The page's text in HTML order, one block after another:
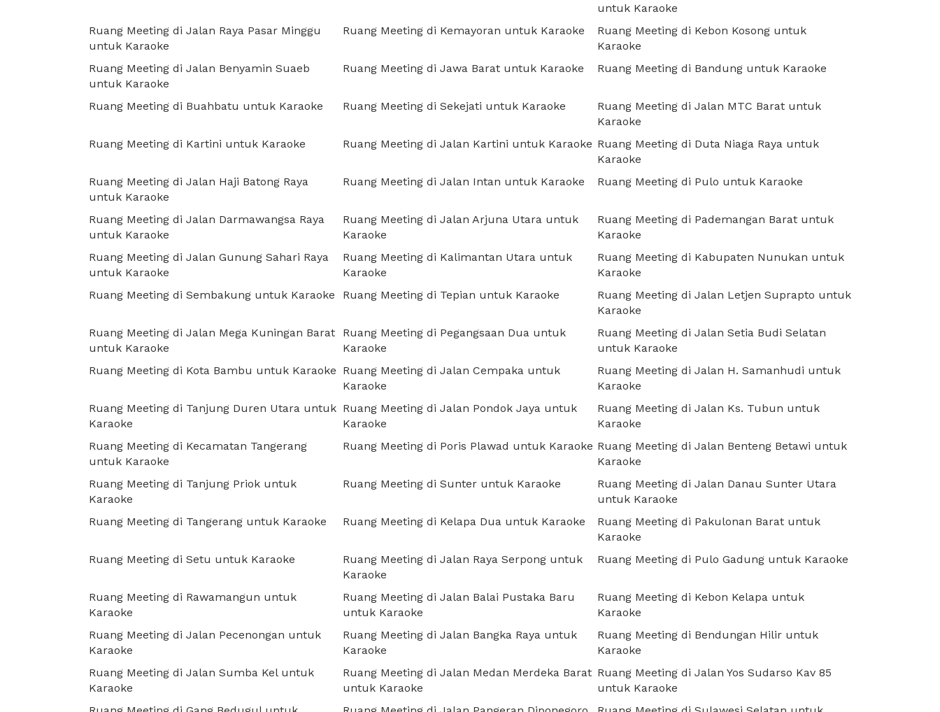
untuk Karaoke
Ruang Meeting di Jalan Raya Pasar Minggu
untuk Karaoke
Ruang Meeting di Kemayoran untuk Karaoke
Ruang Meeting di Kebon Kosong untuk
Karaoke
Ruang Meeting di Jalan Benyamin Suaeb
untuk Karaoke
Ruang Meeting di Jawa Barat untuk Karaoke Ruang Meeting di Bandung untuk Karaoke
Ruang Meeting di Buahbatu untuk Karaoke Ruang Meeting di Sekejati untuk Karaoke
Ruang Meeting di Jalan MTC Barat untuk
Karaoke
Ruang Meeting di Kartini untuk Karaoke
Ruang Meeting di Jalan Kartini untuk Karaoke Ruang Meeting di Duta Niaga Raya untuk
Karaoke
Ruang Meeting di Jalan Haji Batong Raya
untuk Karaoke
Ruang Meeting di Jalan Intan untuk Karaoke Ruang Meeting di Pulo untuk Karaoke
Ruang Meeting di Jalan Darmawangsa Raya
untuk Karaoke
Ruang Meeting di Jalan Arjuna Utara untuk
Karaoke
Ruang Meeting di Pademangan Barat untuk
Karaoke
Ruang Meeting di Jalan Gunung Sahari Raya
untuk Karaoke
Ruang Meeting di Kalimantan Utara untuk
Karaoke
Ruang Meeting di Kabupaten Nunukan untuk
Karaoke
Ruang Meeting di Sembakung untuk Karaoke
Ruang Meeting di Tepian untuk Karaoke
Ruang Meeting di Jalan Letjen Suprapto untuk
Karaoke
Ruang Meeting di Jalan Mega Kuningan Barat
untuk Karaoke
Ruang Meeting di Pegangsaan Dua untuk
Karaoke
Ruang Meeting di Jalan Setia Budi Selatan
untuk Karaoke
Ruang Meeting di Kota Bambu untuk Karaoke Ruang Meeting di Jalan Cempaka untuk
Karaoke
Ruang Meeting di Jalan H. Samanhudi untuk
Karaoke
Ruang Meeting di Tanjung Duren Utara untuk
Karaoke
Ruang Meeting di Jalan Pondok Jaya untuk
Karaoke
Ruang Meeting di Jalan Ks. Tubun untuk
Karaoke
Ruang Meeting di Kecamatan Tangerang
untuk Karaoke
Ruang Meeting di Poris Plawad untuk Karaoke Ruang Meeting di Jalan Benteng Betawi untuk
Karaoke
Ruang Meeting di Tanjung Priok untuk
Karaoke
Ruang Meeting di Sunter untuk Karaoke
Ruang Meeting di Jalan Danau Sunter Utara
untuk Karaoke
Ruang Meeting di Tangerang untuk Karaoke
Ruang Meeting di Kelapa Dua untuk Karaoke
Ruang Meeting di Pakulonan Barat untuk
Karaoke
Ruang Meeting di Setu untuk Karaoke
Ruang Meeting di Jalan Raya Serpong untuk
Karaoke
Ruang Meeting di Pulo Gadung untuk Karaoke
Ruang Meeting di Rawamangun untuk
Karaoke
Ruang Meeting di Jalan Balai Pustaka Baru
untuk Karaoke
Ruang Meeting di Kebon Kelapa untuk
Karaoke
Ruang Meeting di Jalan Pecenongan untuk
Karaoke
Ruang Meeting di Jalan Bangka Raya untuk
Karaoke
Ruang Meeting di Bendungan Hilir untuk
Karaoke
Ruang Meeting di Jalan Sumba Kel untuk
Karaoke
Ruang Meeting di Jalan Medan Merdeka Barat
untuk Karaoke
Ruang Meeting di Jalan Yos Sudarso Kav 85
untuk Karaoke